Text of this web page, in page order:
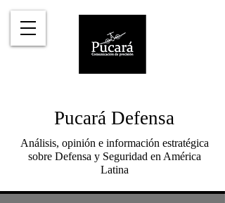
Pucará Defensa
Análisis, opinión e información estratégica
sobre Defensa y Seguridad en América
Latina